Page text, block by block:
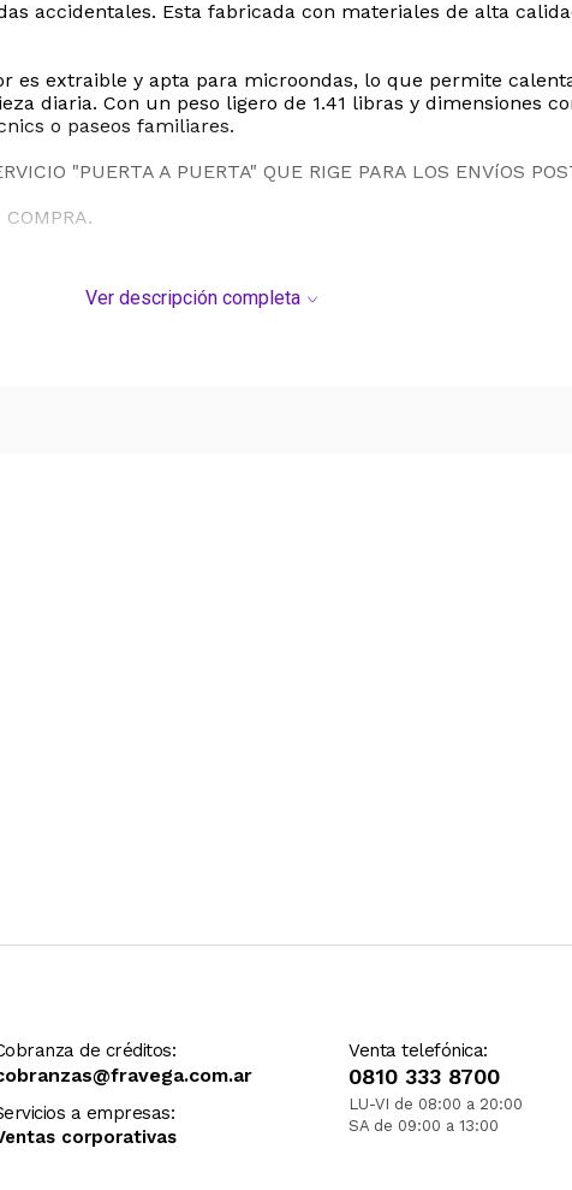
accidentales. Esta fabricada con materiales de alta
extraible y apta para microondas, lo que permite
diaria. Con un peso ligero de 1.41 libras y dimensiones
o paseos familiares.
"PUERTA A PUERTA" QUE RIGE PARA LOS ENVíOS
Ver descripción completa
de créditos:
a empresas:
corporativas
Venta telefónica:
0810 333 8700
LU-VI de 08:00 a 20:00
SA de 09:00 a 13:00